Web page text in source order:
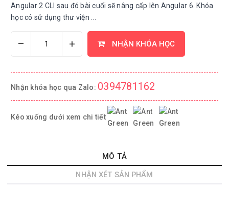
Angular 2 CLI sau đó bài cuối sẽ nâng cấp lên Angular 6. Khóa
học có sử dụng thư viện ...
– + NHẬN KHÓA HỌC
Nhận khóa học qua Zalo: 0394781162
Kéo xuống dưới xem chi tiết
MÔ TẢ
NHẬN XÉT SẢN PHẨM